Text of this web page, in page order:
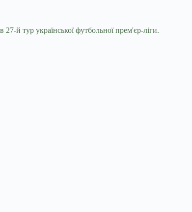
27-й тур української футбольної прем'єр-ліги.